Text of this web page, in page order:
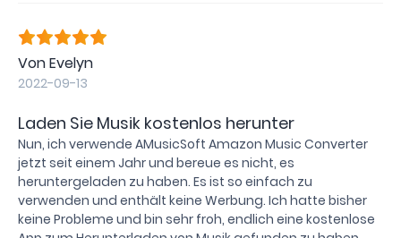
Von Evelyn
2022-09-13
Laden Sie Musik kostenlos herunter
Nun, ich verwende AMusicSoft Amazon Music Converter
jetzt seit einem Jahr und bereue es nicht, es
heruntergeladen zu haben. Es ist so einfach zu
verwenden und enthält keine Werbung. Ich hatte bisher
keine Probleme und bin sehr froh, endlich eine kostenlose